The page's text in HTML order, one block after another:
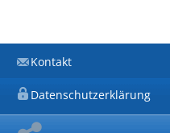
Kontakt
Datenschutzerklärung